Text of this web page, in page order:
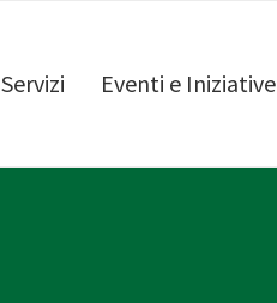
Servizi Eventi e Iniziative